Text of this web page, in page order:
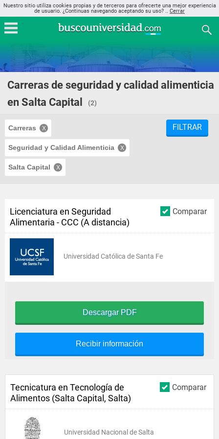
Nuestro sitio utiliza cookies propias y de terceros para ofrecerte una mejor experiencia
de usuario. ¿Continuas navegando aceptando su uso? .. Cerrar
Carreras de seguridad y calidad alimenticia
en Salta Capital
(2)
Carreras
Seguridad y Calidad Alimenticia
Salta Capital
FILTRAR
Comparar
Licenciatura en Seguridad
Alimentaria - CCC (A distancia)
Universidad Católica de Santa Fe
Descargar PDF
Recibir información
Comparar
Tecnicatura en Tecnología de
Alimentos (Salta Capital, Salta)
Universidad Nacional de Salta